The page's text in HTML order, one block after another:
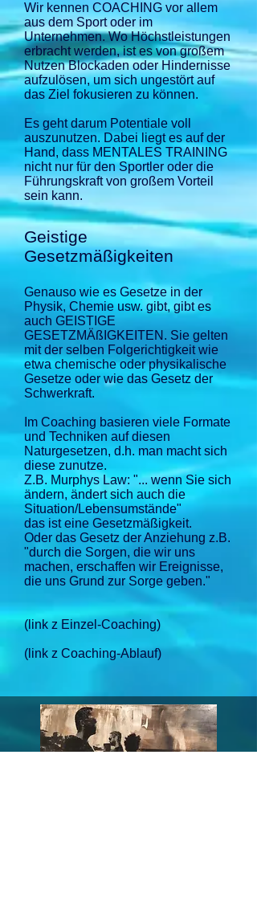
Wir kennen COACHING vor allem
aus dem Sport oder im
Unternehmen. Wo Höchstleistungen
erbracht werden, ist es von großem
Nutzen Blockaden oder Hindernisse
aufzulösen, um sich ungestört auf
das Ziel fokusieren zu können.
Es geht darum Potentiale voll
auszunutzen. Dabei liegt es auf der
Hand, dass MENTALES TRAINING
nicht nur für den Sportler oder die
Führungskraft von großem Vorteil
sein kann.
Geistige
Gesetzmäßigkeiten
Genauso wie es Gesetze in der
Physik, Chemie usw. gibt, gibt es
auch GEISTIGE
GESETZMÄßIGKEITEN. Sie gelten
mit der selben Folgerichtigkeit wie
etwa chemische oder physikalische
Gesetze oder wie das Gesetz der
Schwerkraft.
Im Coaching basieren viele Formate
und Techniken auf diesen
Naturgesetzen, d.h. man macht sich
diese zunutze.
Z.B. Murphys Law: "... wenn Sie sich
ändern, ändert sich auch die
Situation/Lebensumstände"
das ist eine Gesetzmäßigkeit.
Oder das Gesetz der Anziehung z.B.
"durch die Sorgen, die wir uns
machen, erschaffen wir Ereignisse,
die uns Grund zur Sorge geben."
(link z Einzel-Coaching)
(link z Coaching-Ablauf)